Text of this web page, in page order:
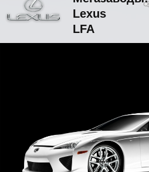
Lexus
LFA